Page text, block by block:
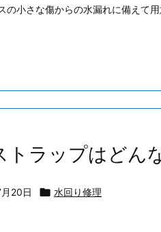
の小さな傷からの水漏れに備えて
トラップはどん
20日  水回り修理